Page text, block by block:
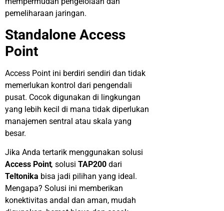
pemeliharaan jaringan.
Standalone Access
Point
Access Point ini berdiri sendiri dan tidak
memerlukan kontrol dari pengendali
pusat. Cocok digunakan di lingkungan
yang lebih kecil di mana tidak diperlukan
manajemen sentral atau skala yang
besar.
Jika Anda tertarik menggunakan solusi
Access Point, solusi TAP200 dari
Teltonika bisa jadi pilihan yang ideal.
Mengapa? Solusi ini memberikan
konektivitas andal dan aman, mudah